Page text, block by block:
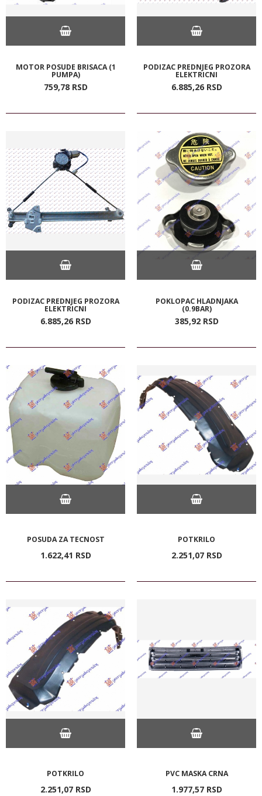
MOTOR POSUDE BRISACA (1
PUMPA)
759,78 RSD
PODIZAC PREDNJEG PROZORA
ELEKTRICNI
6.885,26 RSD
PODIZAC PREDNJEG PROZORA
ELEKTRICNI
6.885,26 RSD
POKLOPAC HLADNJAKA
(0.9BAR)
385,92 RSD
POSUDA ZA TECNOST
1.622,41 RSD
POTKRILO
2.251,07 RSD
POTKRILO
2.251,07 RSD
PVC MASKA CRNA
1.977,57 RSD